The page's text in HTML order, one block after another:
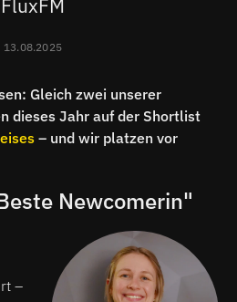
13.08.2025
Gleich zwei unserer
dieses Jahr auf der Shortlist
– und wir platzen vor
Newcomerin"
–